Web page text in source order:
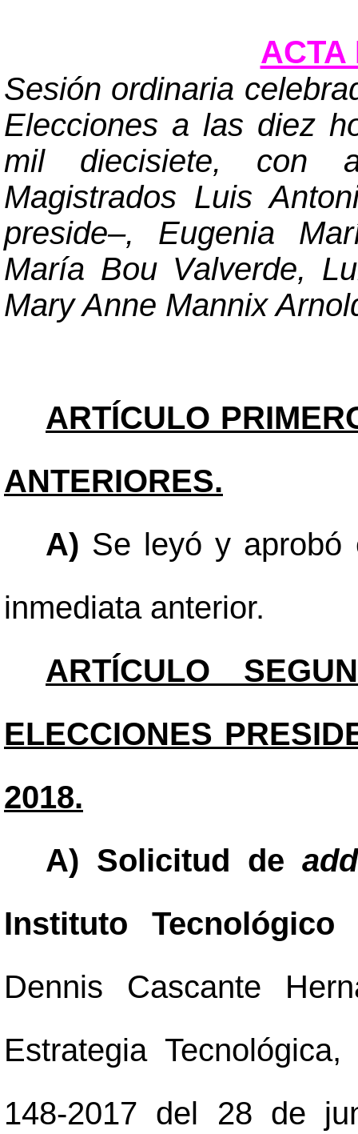
ACTA
Sesión ordinaria
Elecciones a las diez
mil diecisiete, con
Magistrados Luis
preside–, Eugenia
María Bou Valverde,
Mary Anne Mannix
ARTÍCULO
ANTERIORES.
A) Se leyó y aprobó
inmediata anterior.
ARTÍCULO
ELECCIONES
2018.
A) Solicitud de
Instituto
Dennis Cascante
Estrategia
148-2017 del 28 de